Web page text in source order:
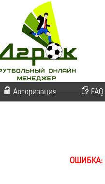
Авторизация FAQ
ОШИБКА: